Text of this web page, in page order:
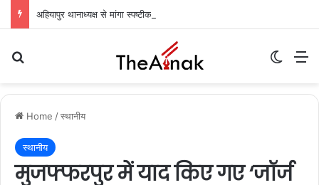
Home /स्थानीय
स्थानीय
मुजफ्फरपुर में याद किए गए ‘जॉर्ज